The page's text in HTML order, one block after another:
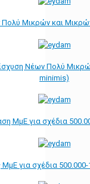
Πολύ Μικρών και
Νέων Πολύ
minimis)
ΜμΕ για σχέδια
ΜμΕ για σχέδια